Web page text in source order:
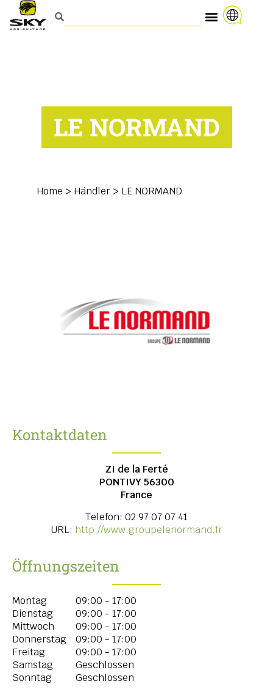
LE NORMAND
Home > Händler > LE NORMAND
Kontaktdaten
ZI de la Ferté
PONTIVY56300
France
Telefon: 02 97 07 07 41
URL: http://www.groupelenormand.fr
Öffnungszeiten
Montag
09:00 - 17:00
Dienstag
09:00 - 17:00
Mittwoch
09:00 - 17:00
Donnerstag
09:00 - 17:00
Freitag
09:00 - 17:00
Samstag
Geschlossen
Sonntag
Geschlossen